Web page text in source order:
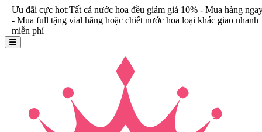
cực hot:Tất cả nước hoa đều giảm giá 10% - Mua hàng ngay
full tặng vial hãng hoặc chiết nước hoa loại khác giao nhanh